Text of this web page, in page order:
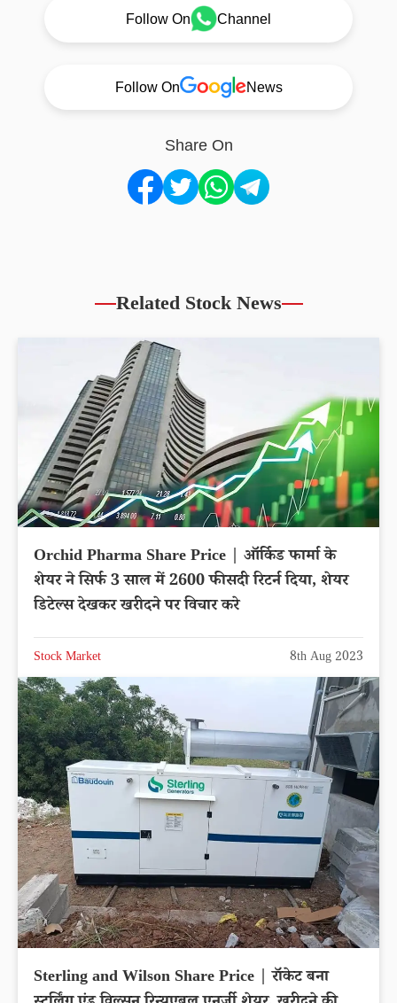
Follow On Channel
Follow On News
Share On
Related Stock News
Orchid Pharma Share Price | ऑर्किड फार्मा के
शेयर ने सिर्फ 3 साल में 2600 फीसदी रिटर्न दिया, शेयर
डिटेल्स देखकर खरीदने पर विचार करे
Stock Market 8th Aug 2023
Sterling and Wilson Share Price | रॉकेट बना